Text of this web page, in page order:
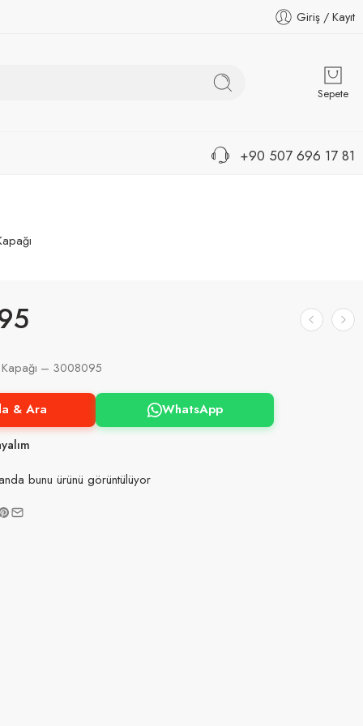
Giriş / Kayıt
Sepete
+90 507 696 17 81
Kapağı – 3008095
& Ara
WhatsApp
bunu ürünü görüntülüyor